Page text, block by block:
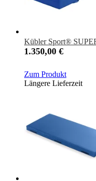
Kübler Sport®
1.350,00 €
Zum Produkt
Längere Lieferzeit